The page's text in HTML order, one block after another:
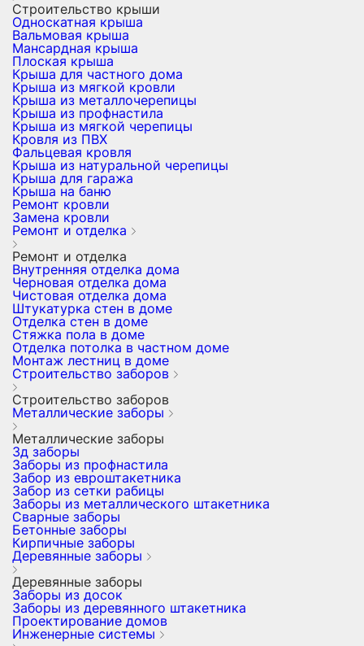
Строительство крыши
Односкатная крыша
Вальмовая крыша
Мансардная крыша
Плоская крыша
Крыша для частного дома
Крыша из мягкой кровли
Крыша из металлочерепицы
Крыша из профнастила
Крыша из мягкой черепицы
Кровля из ПВХ
Фальцевая кровля
Крыша из натуральной черепицы
Крыша для гаража
Крыша на баню
Ремонт кровли
Замена кровли
Ремонт и отделка
Ремонт и отделка
Внутренняя отделка дома
Черновая отделка дома
Чистовая отделка дома
Штукатурка стен в доме
Отделка стен в доме
Стяжка пола в доме
Отделка потолка в частном доме
Монтаж лестниц в доме
Строительство заборов
Строительство заборов
Металлические заборы
Металлические заборы
3д заборы
Заборы из профнастила
Забор из евроштакетника
Забор из сетки рабицы
Заборы из металлического штакетника
Сварные заборы
Бетонные заборы
Кирпичные заборы
Деревянные заборы
Деревянные заборы
Заборы из досок
Заборы из деревянного штакетника
Проектирование домов
Инженерные системы